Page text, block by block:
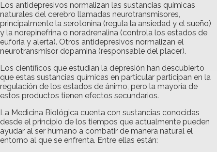
Los antidepresivos normalizan las sustancias químicas
naturales del cerebro llamadas neurotransmisores,
principalmente la serotonina (regula la ansiedad y el sueño)
y la norepinefrina o noradrenalina (controla los estados de
euforia y alerta). Otros antidepresivos normalizan el
neurotransmisor dopamina (responsable del placer).
Los científicos que estudian la depresión han descubierto
que estas sustancias químicas en particular participan en la
regulación de los estados de ánimo, pero la mayoría de
estos productos tienen efectos secundarios.
La Medicina Biológica cuenta con sustancias conocidas
desde el principio de los tiempos que actualmente pueden
ayudar al ser humano a combatir de manera natural el
entorno al que se enfrenta. Entre ellas están: